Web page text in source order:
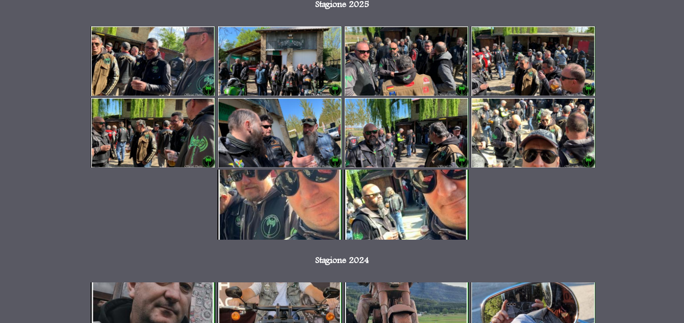
Stagione 2025
Stagione 2024